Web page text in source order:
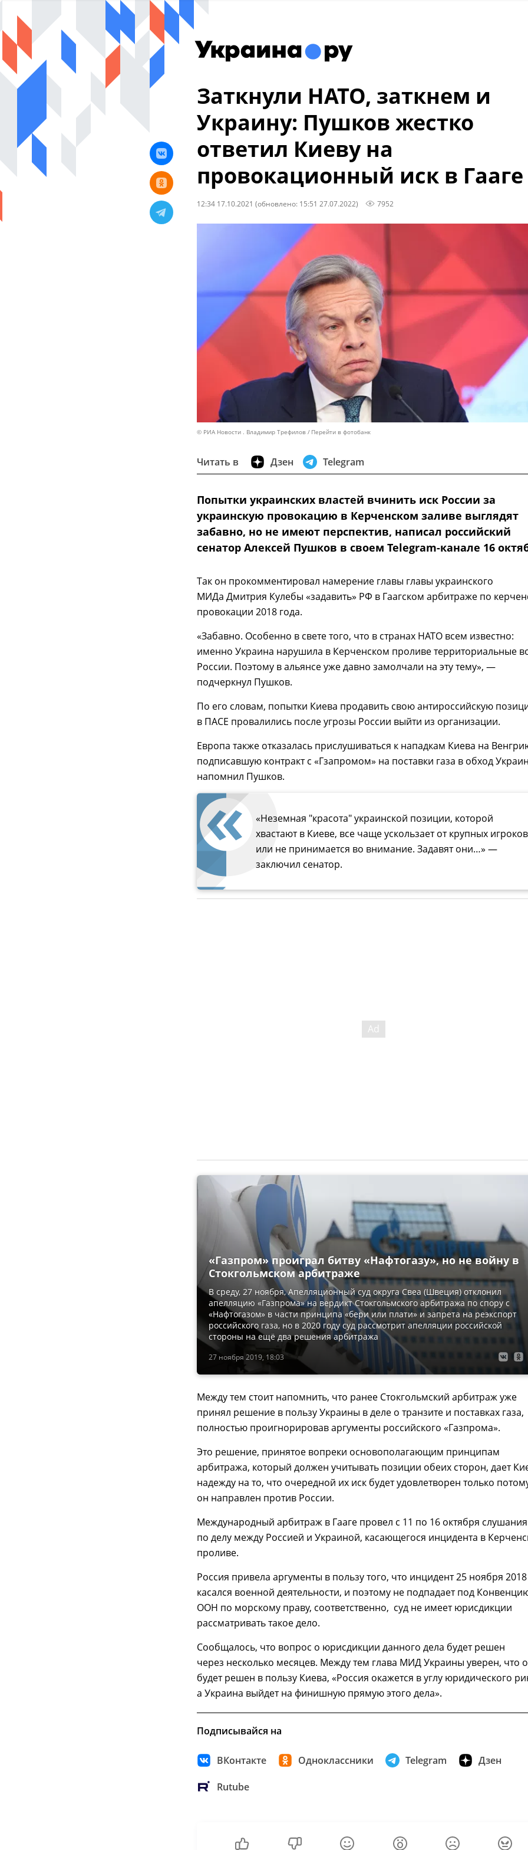
Заткнули НАТО, заткнем и
Украину: Пушков жестко
ответил Киеву на
провокационный иск в Гааге
12:34 17.10.2021 (обновлено: 15:51 27.07.2022) 7952
© РИА Новости . Владимир Трефилов Перейти в фотобанк
Читать в Дзен Telegram
Попытки украинских властей вчинить иск России за
украинскую провокацию в Керченском заливе выглядят
забавно, но не имеют перспектив, написал российский
сенатор Алексей Пушков в своем Telegram-канале 16
Так он прокомментировал намерение главы главы украинского
МИДа Дмитрия Кулебы «задавить» РФ в Гаагском арбитраже по
провокации 2018 года.
«Забавно. Особенно в свете того, что в странах НАТО всем известно:
именно Украина нарушила в Керченском проливе территориальные
России. Поэтому в альянсе уже давно замолчали на эту тему», —
подчеркнул Пушков.
По его словам, попытки Киева продавить свою антироссийскую
в ПАСЕ провалились после угрозы России выйти из организации.
Европа также отказалась прислушиваться к нападкам Киева на
подписавшую контракт с «Гзапромом» на поставки газа в обход
напомнил Пушков.
«Неземная "красота" украинской позиции, которой
хвастают в Киеве, все чаще ускользает от крупных игроков
или не принимается во внимание. Задавят они…» —
заключил сенатор.
27 ноября 2019, 18:03
«Газпром» проиграл битву «Нафтогазу», но не войну в
Стокгольмском арбитраже
В среду, 27 ноября, Апелляционный суд округа Свеа (Швеция) отклонил
апелляцию «Газпрома» на вердикт Стокгольмского арбитража по спору с
«Нафтогазом» в части принципа «бери или плати» и запрета на реэкспорт
российского газа, но в 2020 году суд рассмотрит апелляции российской
стороны на ещё два решения арбитража
Между тем стоит напомнить, что ранее Стокгольмский арбитраж уже
принял решение в пользу Украины в деле о транзите и поставках газа,
полностью проигнорировав аргументы российского «Газпрома».
Это решение, принятое вопреки основополагающим принципам
арбитража, который должен учитывать позиции обеих сторон, дает
надежду на то, что очередной их иск будет удовлетворен только
он направлен против России.
Международный арбитраж в Гааге провел с 11 по 16 октября слушания
по делу между Россией и Украиной, касающегося инцидента в
проливе.
Россия привела аргументы в пользу того, что инцидент 25 ноября 2018
касался военной деятельности, и поэтому не подпадает под
ООН по морскому праву, соответственно, суд не имеет юрисдикции
рассматривать такое дело.
Сообщалось, что вопрос о юрисдикции данного дела будет решен
через несколько месяцев. Между тем глава МИД Украины уверен, что
будет решен в пользу Киева, «Россия окажется в углу юридического
а Украина выйдет на финишную прямую этого дела».
Подписывайся на
ВКонтакте Одноклассники Telegram Дзен
Rutube